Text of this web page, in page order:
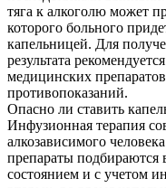
тяга к алкоголю может
которого больного
капельницей. Для
результата
медицинских
противопоказаний.
Опасно ли ставить
Инфузионная терапия
алкозависимого
препараты подбираются
состоянием и с учетом